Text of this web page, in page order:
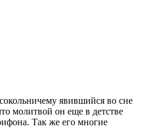
явившийся во сне
молитвой он еще в детстве
Так же его многие